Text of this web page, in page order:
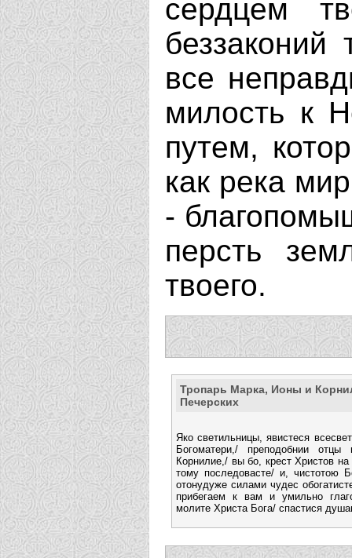
сердцем
все
милость к
путем,
как река
-
персть
твоего.
Тропарь Марка, Ионы и
Печерских
Яко светильницы, явистеся
Богоматери,/ преподобнии
Корнилие,/ вы бо, крест Христов
тому последовасте/ и, чистотою
отонудуже силами чудес
прибегаем к вам и умильно
молите Христа Бога/ спастися